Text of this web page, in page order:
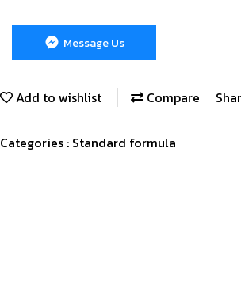
Message Us
Add to wishlist Compare
Categories : Standard formula